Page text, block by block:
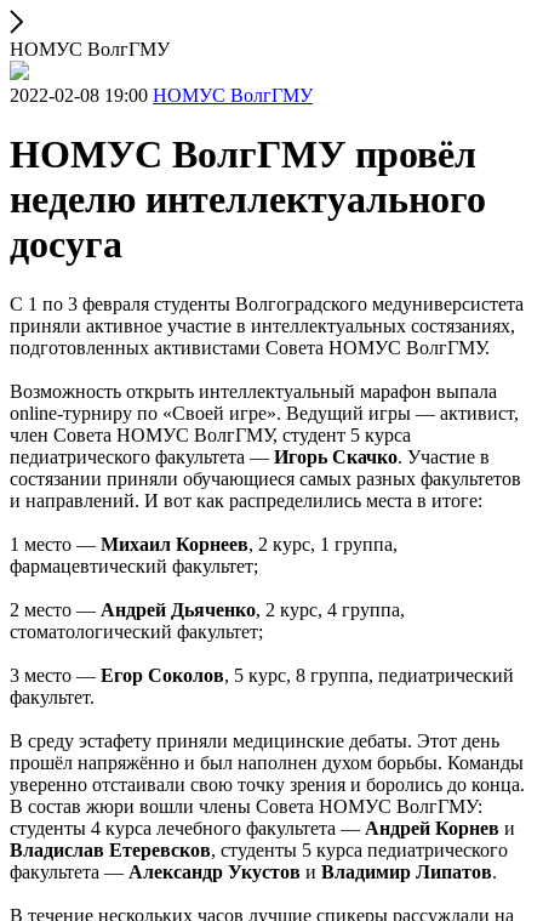
НОМУС ВолгГМУ
2022-02-08 19:00 НОМУС ВолгГМУ
НОМУС ВолгГМУ провёл
неделю интеллектуального
досуга
С 1 по 3 февраля студенты Волгоградского медуниверсистета
приняли активное участие в интеллектуальных состязаниях,
подготовленных активистами Совета НОМУС ВолгГМУ.
Возможность открыть интеллектуальный марафон выпала
online-турниру по «Своей игре». Ведущий игры — активист,
член Совета НОМУС ВолгГМУ, студент 5 курса
педиатрического факультета — Игорь Скачко. Участие в
состязании приняли обучающиеся самых разных факультетов
и направлений. И вот как распределились места в итоге:
1 место — Михаил Корнеев, 2 курс, 1 группа,
фармацевтический факультет;
2 место — Андрей Дьяченко, 2 курс, 4 группа,
стоматологический факультет;
3 место — Егор Соколов, 5 курс, 8 группа, педиатрический
факультет.
В среду эстафету приняли медицинские дебаты. Этот день
прошёл напряжённо и был наполнен духом борьбы. Команды
уверенно отстаивали свою точку зрения и боролись до конца.
В состав жюри вошли члены Совета НОМУС ВолгГМУ:
студенты 4 курса лечебного факультета — Андрей Корнев и
Владислав Етеревсков, студенты 5 курса педиатрического
факультета — Александр Укустов и Владимир Липатов.
В течение нескольких часов лучшие спикеры рассуждали на